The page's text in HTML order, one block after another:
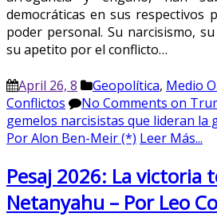
democráticas en sus respectivos
poder personal. Su narcisismo,
su apetito por el conflicto…
April 26, 8 Geopolítica, Medio
Conflictos
No Comments on
gemelos narcisistas que lideran la
Por Alon Ben-Meir (*) Leer Más...
Pesaj 2026: La victoria
Netanyahu – Por Leo